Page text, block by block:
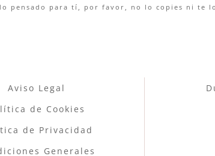
pensado para tí, por favor, no lo copies ni te
Aviso Legal
de Cookies
de Privacidad
Generales